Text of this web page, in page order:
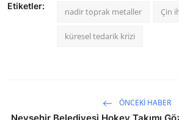
Etiketler: nadir toprak metaller Çin
küresel tedarik krizi
ÖNCEKI HABER